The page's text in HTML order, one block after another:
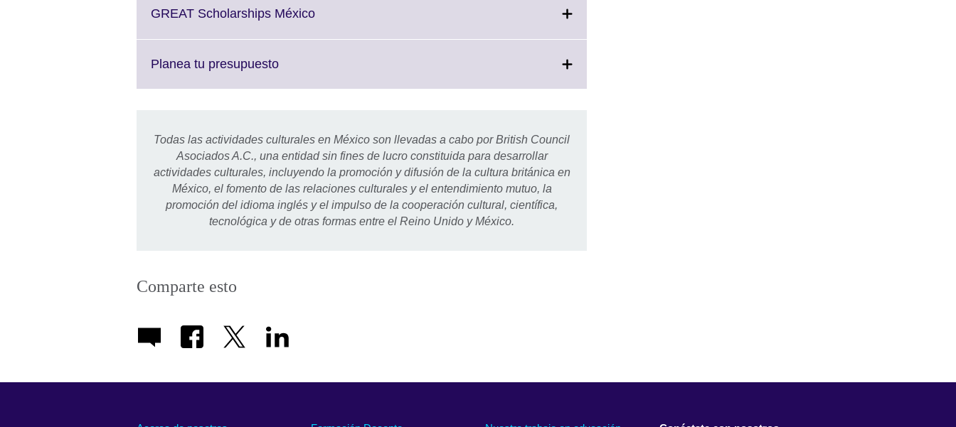
GREAT Scholarships MéxicoClick
Planea tu presupuestoClick
available.
Todas las actividades culturales en México son llevadas a cabo por British Council
Asociados A.C., una entidad sin fines de lucro constituida para desarrollar
actividades culturales, incluyendo la promoción y difusión de la cultura británica en
México, el fomento de las relaciones culturales y el entendimiento mutuo, la
promoción del idioma inglés y el impulso de la cooperación cultural, científica,
tecnológica y de otras formas entre el Reino Unido y México.
Comparte esto